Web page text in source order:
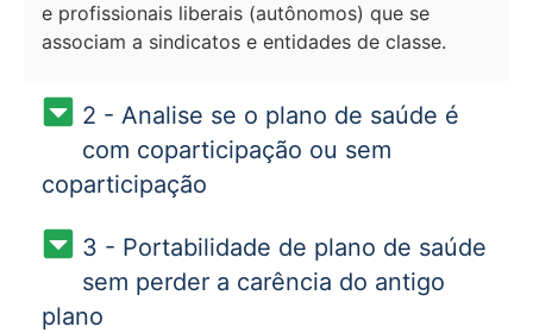
e profissionais liberais (autônomos) que se
associam a sindicatos e entidades de classe.
2 - Analise se o plano de saúde é
com coparticipação ou sem
coparticipação
3 - Portabilidade de plano de saúde
sem perder a carência do antigo
plano